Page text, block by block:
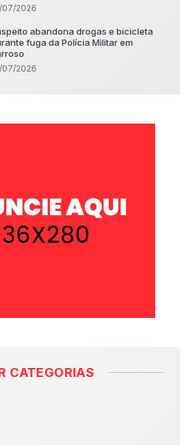
07/2026
abandona drogas e bicicleta
fuga da Polícia Militar em
07/2026
CATEGORIAS